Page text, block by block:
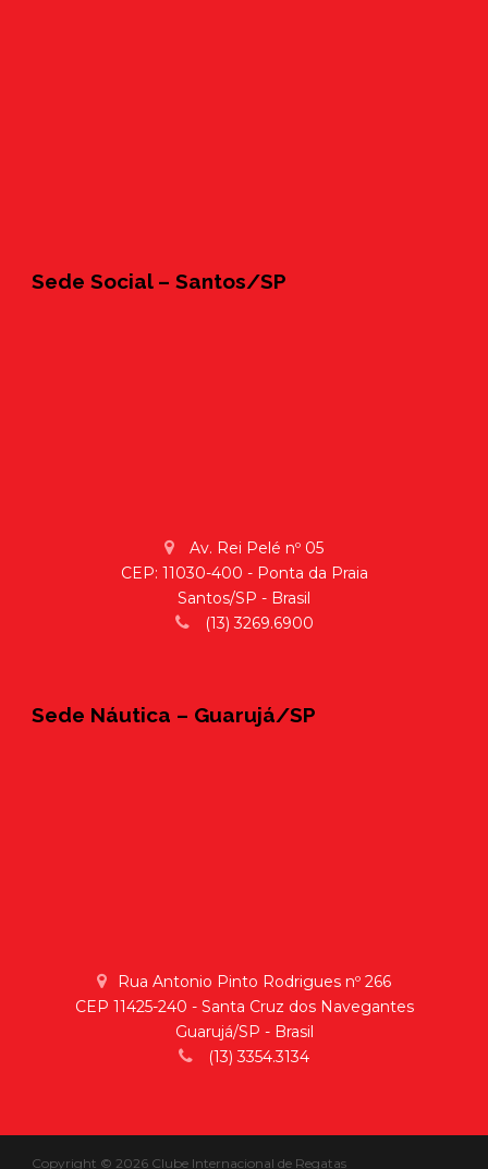
Sede Social – Santos/SP
Av. Rei Pelé nº 05
CEP: 11030-400 - Ponta da Praia
Santos/SP - Brasil
(13) 3269.6900
Sede Náutica – Guarujá/SP
Rua Antonio Pinto Rodrigues nº 266
CEP 11425-240 - Santa Cruz dos Navegantes
Guarujá/SP - Brasil
(13) 3354.3134
Copyright © 2026 Clube Internacional de Regatas